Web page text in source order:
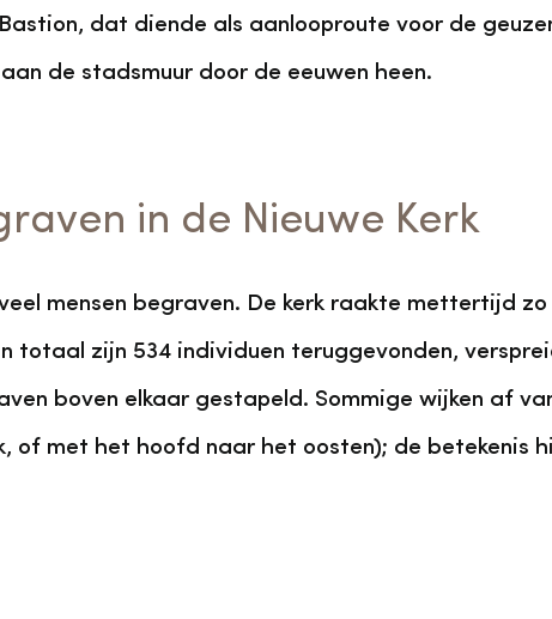
dat diende als aanlooproute voor de
de stadsmuur door de eeuwen heen.
in de Nieuwe Kerk
mensen begraven. De kerk raakte mettertijd
totaal zijn 534 individuen teruggevonden,
boven elkaar gestapeld. Sommige wijken af
of met het hoofd naar het oosten); de betekenis